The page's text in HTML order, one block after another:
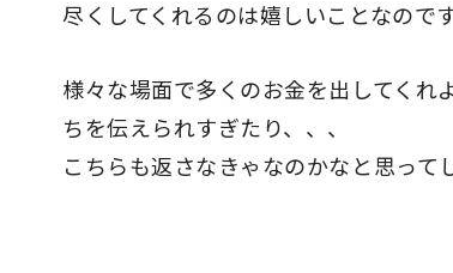
尽くしてくれるのは嬉しいことなので
様々な場面で多くのお金を出してく
ちを伝えられすぎたり、、、
こちらも返さなきゃなのかなと思って